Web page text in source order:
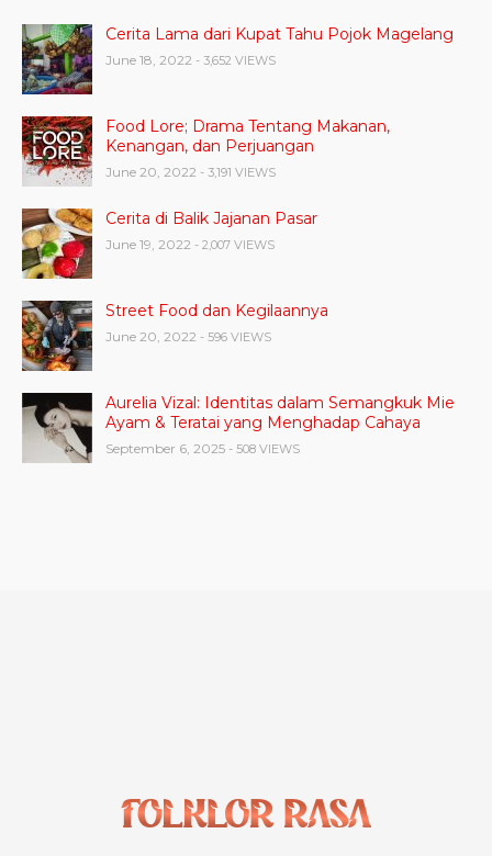
Cerita Lama dari Kupat Tahu Pojok Magelang
June 18, 2022 - 3,652 VIEWS
Food Lore; Drama Tentang Makanan,
Kenangan, dan Perjuangan
June 20, 2022 - 3,191 VIEWS
Cerita di Balik Jajanan Pasar
June 19, 2022 - 2,007 VIEWS
Street Food dan Kegilaannya
June 20, 2022 - 596 VIEWS
Aurelia Vizal: Identitas dalam Semangkuk Mie
Ayam & Teratai yang Menghadap Cahaya
September 6, 2025 - 508 VIEWS